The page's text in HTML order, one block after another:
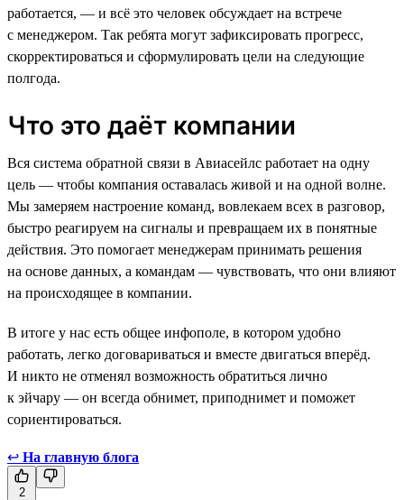
работается, — и всё это человек обсуждает на встрече
с менеджером. Так ребята могут зафиксировать прогресс,
скорректироваться и сформулировать цели на следующие
полгода.
Что это даёт компании
Вся система обратной связи в Авиасейлс работает на одну
цель — чтобы компания оставалась живой и на одной волне.
Мы замеряем настроение команд, вовлекаем всех в разговор,
быстро реагируем на сигналы и превращаем их в понятные
действия. Это помогает менеджерам принимать решения
на основе данных, а командам — чувствовать, что они влияют
на происходящее в компании.
В итоге у нас есть общее инфополе, в котором удобно
работать, легко договариваться и вместе двигаться вперёд.
И никто не отменял возможность обратиться лично
к эйчару — он всегда обнимет, приподнимет и поможет
сориентироваться.
↩ На главную блога
2